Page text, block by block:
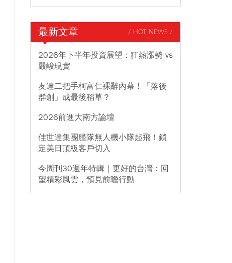
最新文章 / HOT NEWS /
2026年下半年投資展望：狂熱漲勢 vs
嚴峻現實
友達二把手柯富仁裸辭內幕！「落後
群創」成最後稻草？
2026前進大南方論壇
佳世達集團艦隊無人機小隊起飛！鎖
定美日頂級客戶切入
今周刊30週年特輯｜更好的台灣：回
望精彩風雲，預見前瞻行動